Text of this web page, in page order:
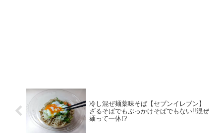
冷し混ぜ麺薬味そば【セブンイレブン】
ざるそばでもぶっかけそばでもない!!混ぜ
麺って一体!?